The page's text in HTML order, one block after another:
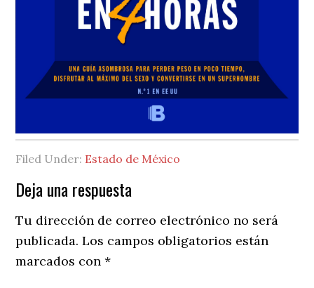
Filed Under: Estado de México
Reader
Interactions
Deja una respuesta
Tu dirección de correo electrónico no será
publicada. Los campos obligatorios están
marcados con*